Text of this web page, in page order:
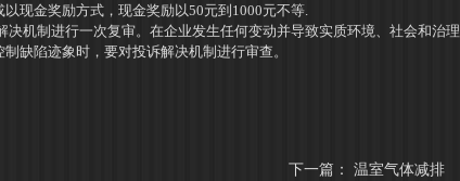
现金奖励方式，现金奖励以50元到1000元不等.
决机制进行一次复审。在企业发生任何变动并导致实质环境、社会和治理
缺陷迹象时，要对投诉解决机制进行审查。
下一篇：温室气体减排